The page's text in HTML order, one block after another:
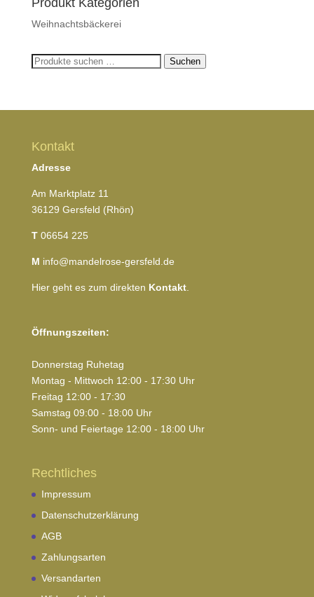
Produkt Kategorien
Weihnachtsbäckerei
Suchen
Suchen
Kontakt
Adresse
Am Marktplatz 11
36129 Gersfeld (Rhön)
T 06654 225
M info@mandelrose-gersfeld.de
Hier geht es zum direkten Kontakt.
Öffnungszeiten:
Donnerstag Ruhetag
Montag - Mittwoch 12:00 - 17:30 Uhr
Freitag 12:00 - 17:30
Samstag 09:00 - 18:00 Uhr
Sonn- und Feiertage 12:00 - 18:00 Uhr
Rechtliches
Impressum
Datenschutzerklärung
AGB
Zahlungsarten
Versandarten